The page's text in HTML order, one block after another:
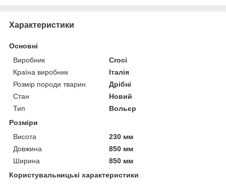
Характеристики
Основні
Виробник
Croci
Країна виробник
Італія
Розмір породи тварин
Дрібні
Стан
Новий
Тип
Вольєр
Розміри
Висота
230 мм
Довжина
850 мм
Ширина
850 мм
Користувальницькі характеристики